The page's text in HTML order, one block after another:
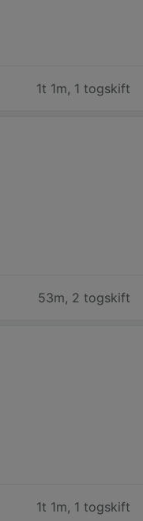
1t 1m, 1 togskift
53m, 2 togskift
1t 1m, 1 togskift